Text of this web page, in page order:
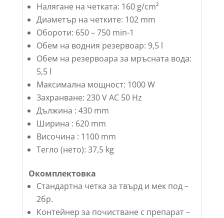
Налягане на четката: 160 g/cm²
Диаметър на четките: 102 mm
Обороти: 650 – 750 min-1
Обем на водния резервоар: 9,5 l
Обем на резервоара за мръсната вода:
5,5 l
Максимална мощност: 1000 W
Захранване: 230 V АC 50 Hz
Дължина : 430 mm
Ширина : 620 mm
Височина : 1100 mm
Тегло (нето): 37,5 kg
Окомплектовка
Стандартна четка за твърд и мек под –
2бр.
Контейнер за почистване с препарат –